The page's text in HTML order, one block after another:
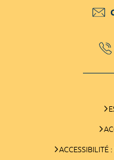
ACCESSIBILITÉ